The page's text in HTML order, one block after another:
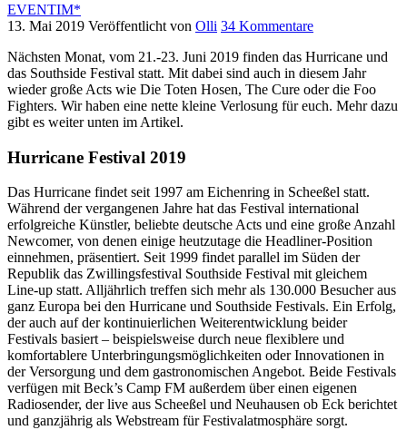
EVENTIM*
13. Mai 2019 Veröffentlicht von Olli 34 Kommentare
Nächsten Monat, vom 21.-23. Juni 2019 finden das Hurricane und
das Southside Festival statt. Mit dabei sind auch in diesem Jahr
wieder große Acts wie Die Toten Hosen, The Cure oder die Foo
Fighters. Wir haben eine nette kleine Verlosung für euch. Mehr dazu
gibt es weiter unten im Artikel.
Hurricane Festival 2019
Das Hurricane findet seit 1997 am Eichenring in Scheeßel statt.
Während der vergangenen Jahre hat das Festival international
erfolgreiche Künstler, beliebte deutsche Acts und eine große Anzahl
Newcomer, von denen einige heutzutage die Headliner-Position
einnehmen, präsentiert. Seit 1999 findet parallel im Süden der
Republik das Zwillingsfestival Southside Festival mit gleichem
Line-up statt. Alljährlich treffen sich mehr als 130.000 Besucher aus
ganz Europa bei den Hurricane und Southside Festivals. Ein Erfolg,
der auch auf der kontinuierlichen Weiterentwicklung beider
Festivals basiert – beispielsweise durch neue flexiblere und
komfortablere Unterbringungsmöglichkeiten oder Innovationen in
der Versorgung und dem gastronomischen Angebot. Beide Festivals
verfügen mit Beck’s Camp FM außerdem über einen eigenen
Radiosender, der live aus Scheeßel und Neuhausen ob Eck berichtet
und ganzjährig als Webstream für Festivalatmosphäre sorgt.